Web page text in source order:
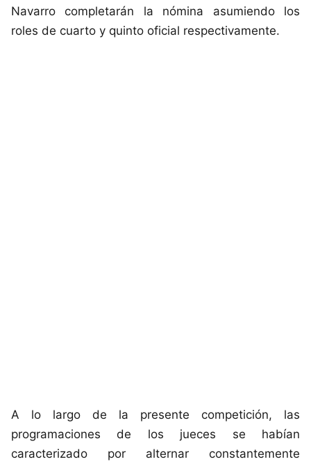
Navarro completarán la nómina asumiendo los
roles de cuarto y quinto oficial respectivamente.
A lo largo de la presente competición, las
programaciones de los jueces se habían
caracterizado por alternar constantemente